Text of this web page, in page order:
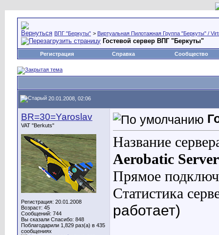
ВПГ "Беркуты" > Виртуальная Пилотажная Группа "Беркуты" /
Гостевой сервер ВПГ "Беркуты"
Регистрация Справка Сообщество
20.01.2008, 02:06
BR=30=Yaroslav
VAT "Berkuts"
Регистрация: 20.01.2008
Возраст: 45
Сообщений: 744
Вы сказали Спасибо: 848
Поблагодарили 1,829 раз(а) в 435
сообщениях
Название
Aerobatic Server
Прямое
Статистика
работает)